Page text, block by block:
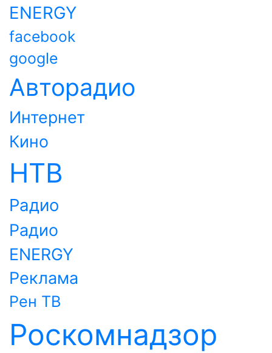
ENERGY
facebook
google
Авторадио
Интернет
Кино
НТВ
Радио
Радио
ENERGY
Реклама
Рен ТВ
Роскомнадзор